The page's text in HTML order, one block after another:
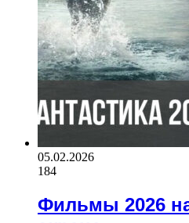
05.02.2026
184
Фильмы 2026